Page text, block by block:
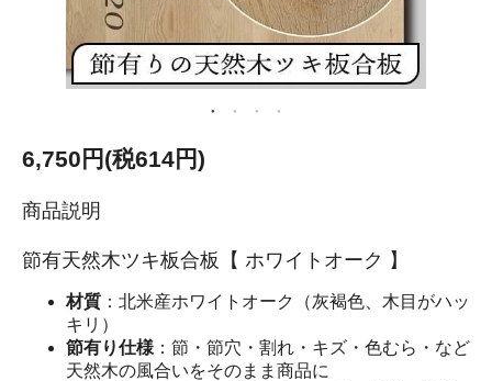
6,750円(税614円)
商品説明
節有天然木ツキ板合板【 ホワイトオーク 】
材質 ：北米産ホワイトオーク（灰褐色、木目がハッ
キリ）
節有り仕様 ：節・節穴・割れ・キズ・色むら・など
天然木の風合いをそのまま商品に